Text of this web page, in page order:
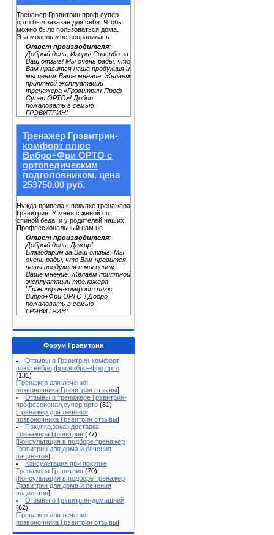
Тренажер Грэвитрин проф супер
орто был заказан для себя. Чтобы
можно было пользоваться дома.
Эта модель мне понравилась
Ответ производителя:
Добрый день, Игорь! Спасибо за
Ваш отзыв! Мы очень рады, что
Вам нравится наша продукция и
мы ценим Ваше мнение. Желаем
приятной эксплуатации
тренажера «Грэвитрин-Проф
Супер ОРТО»! Добро
пожаловать в семью
ГРЭВИТРИН!
Тренажер Грэвитрин-
комфорт плюс
Вибро+Фри ОРТО с
ортопедическим
подголовником, цена
253750.00 руб.
Нужда привела к покупке тренажера
Грэвитрин. У меня с женой со
спиной беда, и у родителей наших.
Профессиональный нам не
Ответ производителя:
Добрый день, Дамир!
Благодарим за Ваш отзыв. Мы
очень рады, что Вам нравится
наша продукция и мы ценим
Ваше мнение. Желаем приятной
эксплуатации тренажера
"Грэвитрин-комфорт плюс
Вибро+Фри ОРТО"! Добро
пожаловать в семью
ГРЭВИТРИН!
Форум Грэвитрин
Отзывы о Грэвитрин-комфорт
плюс вибро,фри,вибро+фри,орто
(131)
[Тренажер для лечения
позвоночника Грэвитрин отзывы]
Отзывы о тренажере Грэвитрин-
профессионал,супер,орто (81)
[Тренажер для лечения
позвоночника Грэвитрин отзывы]
Покупка,заказ,доставка
Тренажера Грэвитрин (77)
[Консультация в подборе тренажер
Грэвитрин для дома и лечения
пациентов]
Консультация при покупке
Тренажера Грэвитрин (70)
[Консультация в подборе тренажер
Грэвитрин для дома и лечения
пациентов]
Отзывы о Грэвитрин-домашний
(62)
[Тренажер для лечения
позвоночника Грэвитрин отзывы]